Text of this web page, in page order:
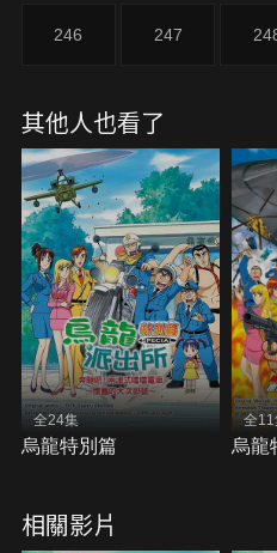
246 247
其他人也看了
全24集
烏龍特別篇
全11
烏龍
相關影片